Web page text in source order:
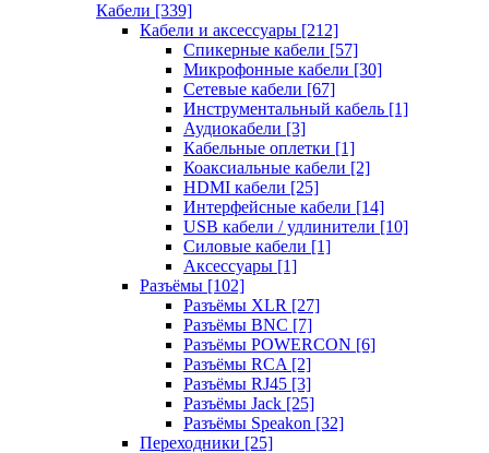
Кабели [339]
Кабели и аксессуары [212]
Спикерные кабели [57]
Микрофонные кабели [30]
Сетевые кабели [67]
Инструментальный кабель [1]
Аудиокабели [3]
Кабельные оплетки [1]
Коаксиальные кабели [2]
HDMI кабели [25]
Интерфейсные кабели [14]
USB кабели / удлинители [10]
Силовые кабели [1]
Аксессуары [1]
Разъёмы [102]
Разъёмы XLR [27]
Разъёмы BNC [7]
Разъёмы POWERCON [6]
Разъёмы RCA [2]
Разъёмы RJ45 [3]
Разъёмы Jack [25]
Разъёмы Speakon [32]
Переходники [25]